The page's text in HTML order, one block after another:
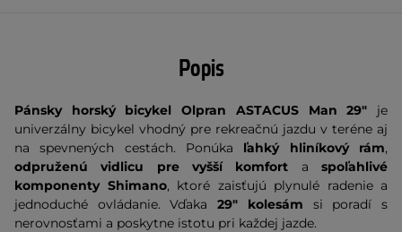
Popis
Pánsky horský bicykel Olpran ASTACUS Man 29" je
univerzálny bicykel vhodný pre rekreačnú jazdu v teréne aj
na spevnených cestách. Ponúka ľahký hliníkový rám,
odpruženú vidlicu pre vyšší komfort aspoľahlivé
komponenty Shimano, ktoré zaisťujú plynulé radenie a
jednoduché ovládanie. Vďaka29" kolesám si poradí s
nerovnosťami a poskytne istotu pri každej jazde.